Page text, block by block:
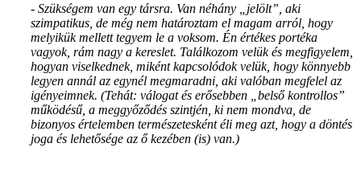
- Szükségem van egy társra. Van néhány „jelölt”, aki
szimpatikus, de még nem határoztam el magam arról, hogy
melyikük mellett tegyem le a voksom. Én értékes portéka
vagyok, rám nagy a kereslet. Találkozom velük és megfigyelem,
hogyan viselkednek, miként kapcsolódok velük, hogy könnyebb
legyen annál az egynél megmaradni, aki valóban megfelel az
igényeimnek. (Tehát: válogat és erősebben „belső kontrollos”
működésű, a meggyőződés szintjén, ki nem mondva, de
bizonyos értelemben természetesként éli meg azt, hogy a döntés
joga és lehetősége az ő kezében (is) van.)